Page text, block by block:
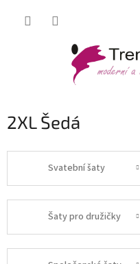
2XL Šedá
Svatební šaty
Šaty pro družičky